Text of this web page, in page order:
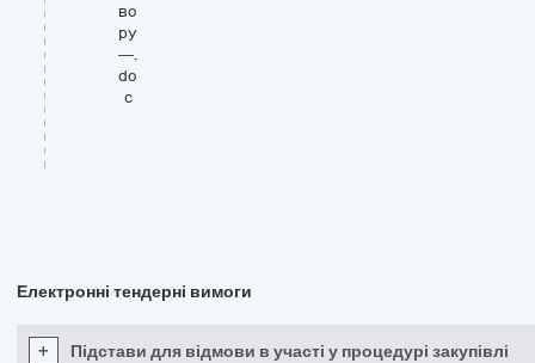
во
ру
—.
do
c
Електронні тендерні вимоги
+ Підстави для відмови в участі у процедурі закупівлі